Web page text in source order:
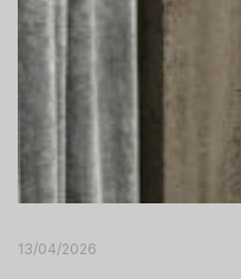
13/04/2026